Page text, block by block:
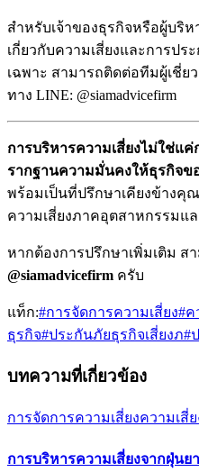
สำหรับเจ้าของธุรกิจหรือผู้บริ
เกี่ยวกับความเสี่ยงและการป
เฉพาะ สามารถติดต่อทีมผู้เชี่ย
ทาง LINE: @siamadvicefirm
การบริหารความเสี่ยงไม่ใช่แ
รากฐานความมั่นคงให้ธุรกิจ
พร้อมเป็นที่ปรึกษาเคียงข้างคุ
ความเสี่ยงภาคอุตสาหกรรมแล
หากต้องการปรึกษาเพิ่มเติม ส
@siamadvicefirm ครับ
แท็ก:#การจัดการความเสี่ยง#ค
ธุรกิจ#ประกันภัยธุรกิจเสี่ยงภ#
บทความที่เกี่ยวข้อง
การจัดการความเสี่ยงความเสี่
การบริหารความเสี่ยงจากฝุ่น